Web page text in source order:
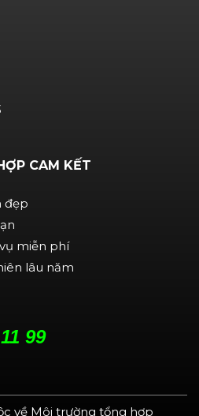
CAM KẾT
đẹp
miễn phí
lâu năm
99
về Môi trường tổng hợp